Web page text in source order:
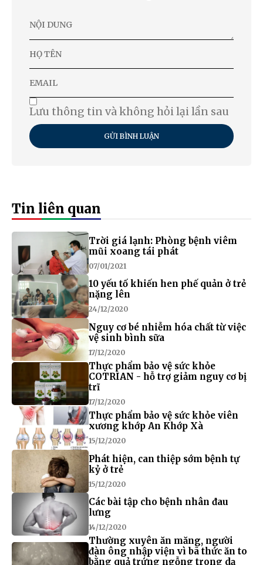
Lưu thông tin và không hỏi lại lần sau
GỬI BÌNH LUẬN
Tin liên quan
Trời giá lạnh: Phòng bệnh viêm
mũi xoang tái phát
07/01/2021
10 yếu tố khiến hen phế quản ở trẻ
nặng lên
24/12/2020
Nguy cơ bé nhiễm hóa chất từ việc
vệ sinh bình sữa
17/12/2020
Thực phẩm bảo vệ sức khỏe
COTRIAN - hỗ trợ giảm nguy cơ bị
trĩ
17/12/2020
Thực phẩm bảo vệ sức khỏe viên
xương khớp An Khớp Xà
15/12/2020
Phát hiện, can thiệp sớm bệnh tự
kỷ ở trẻ
15/12/2020
Các bài tập cho bệnh nhân đau
lưng
14/12/2020
Thường xuyên ăn măng, người
đàn ông nhập viện vì bã thức ăn to
bằng quả trứng ngỗng trong dạ